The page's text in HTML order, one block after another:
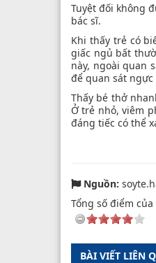
Tuyệt đối không
bác sĩ.
Khi thấy trẻ có
giấc ngủ bất
này, ngoài quan
để quan sát ngực
Thấy bé thở
Ở trẻ nhỏ, viêm
đáng tiếc có thể
Nguồn:
Tổng số điểm
BÀI VIẾT LIÊN